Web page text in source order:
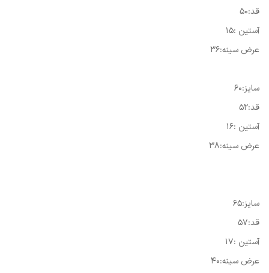
قد:50
آستین :15
عرض سینه:36
سایز:60
قد:52
آستین :16
عرض سینه:38
سایز:65
قد:57
آستین :17
عرض سینه:40